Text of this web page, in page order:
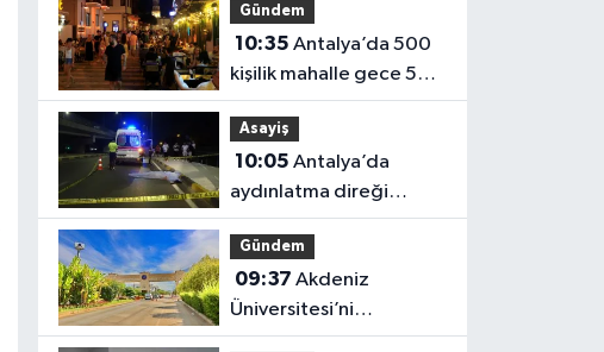
Gündem
10:35
kişilik mahalle gece 50
bine ulaşıyor!
Asayiş
10:05
aydınlatma direği
faciaya neden oldu
Gündem
09:37
Üniversitesi’ni
yazacaklar dikkat! Asıl